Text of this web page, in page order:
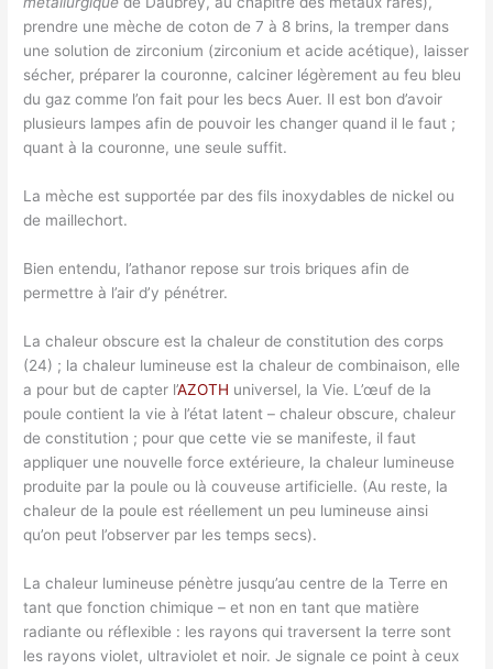
prendre une mèche de coton de 7 à 8 brins, la tremper dans
une solution de zirconium (zirconium et acide acétique), laisser
sécher, préparer la couronne, calciner légèrement au feu bleu
du gaz comme l’on fait pour les becs Auer. Il est bon d’avoir
plusieurs lampes afin de pouvoir les changer quand il le faut ;
quant à la couronne, une seule suffit.
La mèche est supportée par des fils inoxydables de nickel ou
de maillechort.
Bien entendu, l’athanor repose sur trois briques afin de
permettre à l’air d’y pénétrer.
La chaleur obscure est la chaleur de constitution des corps
(24) ; la chaleur lumineuse est la chaleur de combinaison, elle
a pour but de capter l’AZOTH universel, la Vie. L’œuf de la
poule contient la vie à l’état latent – chaleur obscure, chaleur
de constitution ; pour que cette vie se manifeste, il faut
appliquer une nouvelle force extérieure, la chaleur lumineuse
produite par la poule ou là couveuse artificielle. (Au reste, la
chaleur de la poule est réellement un peu lumineuse ainsi
qu’on peut l’observer par les temps secs).
La chaleur lumineuse pénètre jusqu’au centre de la Terre en
tant que fonction chimique – et non en tant que matière
radiante ou réflexible : les rayons qui traversent la terre sont
les rayons violet, ultraviolet et noir. Je signale ce point à ceux